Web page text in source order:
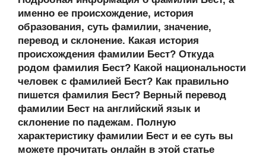
o
kl
a
ss
ni
ki
e
b
o
o
k
er g
er
J
o
ur
n
al
u
e
at
s
A
p
p
e
gr
a
m
ail р
а
в
и
ть
именно ее происхождение, история
образования, суть фамилии, значение,
перевод и склонение. Какая история
происхождения фамилии Бест? Откуда
родом фамилия Бест? Какой национальности
человек с фамилией Бест? Как правильно
пишется фамилия Бест? Верный перевод
фамилии Бест на английский язык и
склонение по падежам. Полную
характеристику фамилии Бест и ее суть вы
можете прочитать онлайн в этой статье